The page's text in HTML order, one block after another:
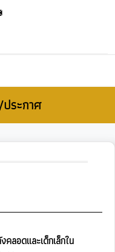
ระกาศ
ลอดและเด็กเล็กใน